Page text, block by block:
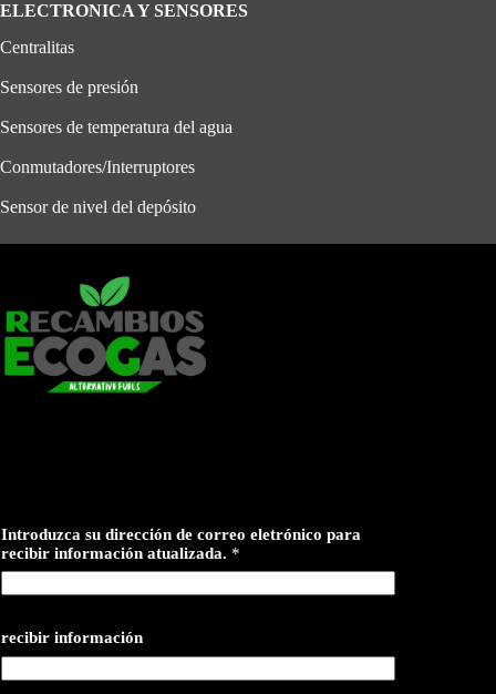
ELECTRONICA Y SENSORES
Centralitas
Sensores de presión
Sensores de temperatura del agua
Conmutadores/Interruptores
Sensor de nivel del depósito
Introduzca su dirección de correo eletrónico para
recibir información atualizada. *
recibir información